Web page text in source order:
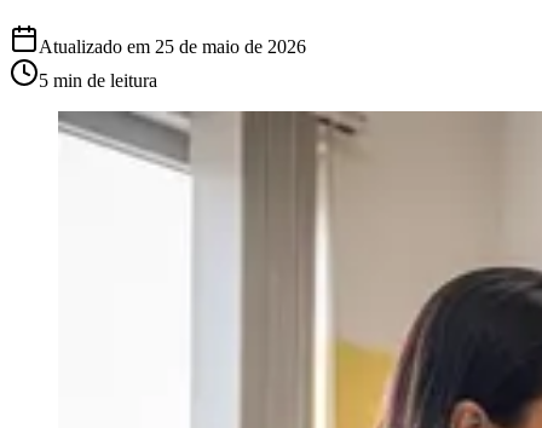
Atualizado em 25 de maio de 2026
5 min de leitura